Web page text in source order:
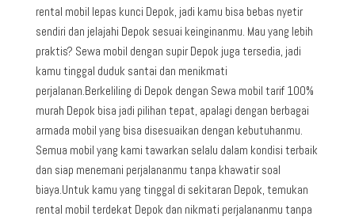
rental mobil lepas kunci Depok, jadi kamu bisa bebas nyetir
sendiri dan jelajahi Depok sesuai keinginanmu. Mau yang lebih
praktis? Sewa mobil dengan supir Depok juga tersedia, jadi
kamu tinggal duduk santai dan menikmati
perjalanan.Berkeliling di Depok dengan Sewa mobil tarif 100%
murah Depok bisa jadi pilihan tepat, apalagi dengan berbagai
armada mobil yang bisa disesuaikan dengan kebutuhanmu.
Semua mobil yang kami tawarkan selalu dalam kondisi terbaik
dan siap menemani perjalananmu tanpa khawatir soal
biaya.Untuk kamu yang tinggal di sekitaran Depok, temukan
rental mobil terdekat Depok dan nikmati perjalananmu tanpa